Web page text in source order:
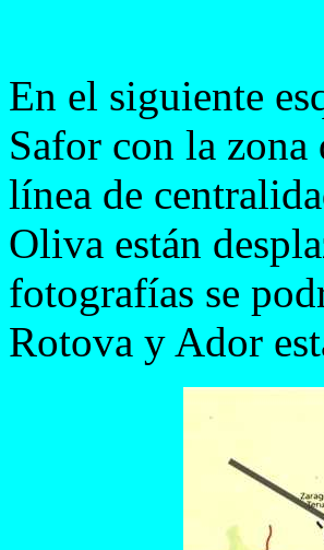
En el siguiente
Safor con la
línea de
Oliva están
fotografías se
Rotova y Ador